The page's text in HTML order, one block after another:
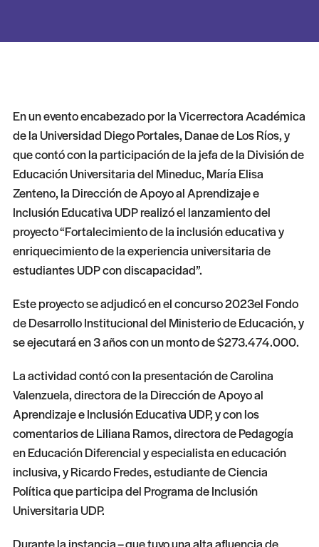
En un evento encabezado por la Vicerrectora Académica
de la Universidad Diego Portales, Danae de Los Ríos, y
que contó con la participación de la jefa de la División de
Educación Universitaria del Mineduc, María Elisa
Zenteno, la Dirección de Apoyo al Aprendizaje e
Inclusión Educativa UDP realizó el lanzamiento del
proyecto “Fortalecimiento de la inclusión educativa y
enriquecimiento de la experiencia universitaria de
estudiantes UDP con discapacidad”.
Este proyecto se adjudicó en el concurso 2023el Fondo
de Desarrollo Institucional del Ministerio de Educación, y
se ejecutará en 3 años con un monto de $273.474.000.
La actividad contó con la presentación de Carolina
Valenzuela, directora de la Dirección de Apoyo al
Aprendizaje e Inclusión Educativa UDP, y con los
comentarios de Liliana Ramos, directora de Pedagogía
en Educación Diferencial y especialista en educación
inclusiva, y Ricardo Fredes, estudiante de Ciencia
Política que participa del Programa de Inclusión
Universitaria UDP.
Durante la instancia – que tuvo una alta afluencia de